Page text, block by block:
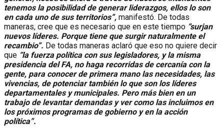
tenemos la posibilidad de generar liderazgos, ellos lo son
en cada uno de sus territorios”, manifestó. De todas
maneras, cree que es necesario que en este tiempo “surjan
nuevos líderes. Porque tiene que surgir naturalmente el
recambio”. De todas maneras aclaró que eso no quiere decir
que “la fuerza política con sus legisladores, y la misma
presidencia del FA, no haga recorridas de cercanía con la
gente, para conocer de primera mano las necesidades, las
vivencias, de potenciar también lo que son los líderes
departamentales y municipales. Pero más bien en un
trabajo de levantar demandas y ver como las incluimos en
los próximos programas de gobierno y en la acción
política”.